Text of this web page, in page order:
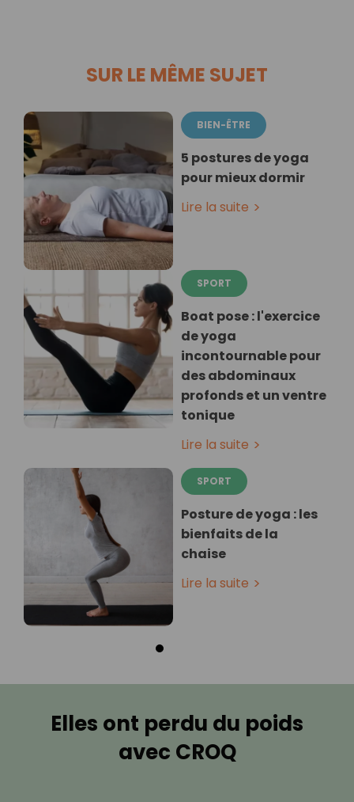
SUR LE MÊME SUJET
BIEN-ÊTRE
5 postures de yoga
pour mieux dormir
Lire la suite
SPORT
Boat pose : l'exercice
de yoga
incontournable pour
des abdominaux
profonds et un ventre
tonique
Lire la suite
SPORT
Posture de yoga : les
bienfaits de la
chaise
Lire la suite
Elles ont perdu du poids
avec CROQ